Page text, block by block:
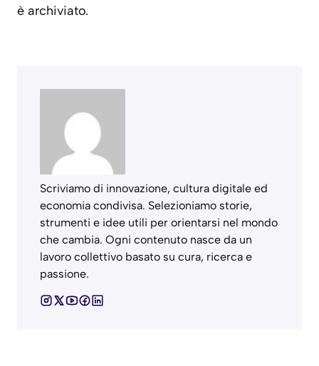
è archiviato.
Scriviamo di innovazione, cultura digitale ed
economia condivisa. Selezioniamo storie,
strumenti e idee utili per orientarsi nel mondo
che cambia. Ogni contenuto nasce da un
lavoro collettivo basato su cura, ricerca e
passione.